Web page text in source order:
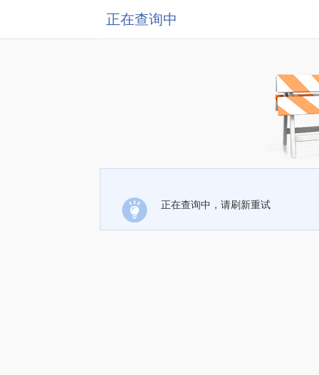
正在查询中
正在查询中，请刷新重试